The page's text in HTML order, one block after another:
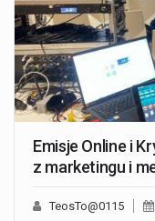
Emisje Online i
z marketingu i
TeosTo@0115